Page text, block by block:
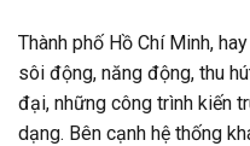
Thành phố Hồ Chí Minh,
sôi động, năng động, thu
đại, những công trình kiến
dạng. Bên cạnh hệ thống